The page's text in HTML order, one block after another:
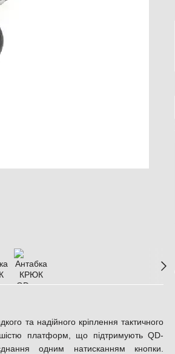
та надійного кріплення тактичного
платформ, що підтримують QD-
одним натисканням кнопки.